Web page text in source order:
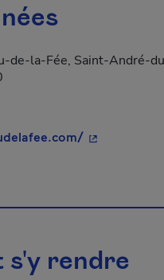
de-la-Fée, Saint-André-
- Cet
s'y rendre